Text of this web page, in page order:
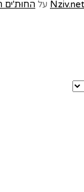
על החוּת'ים